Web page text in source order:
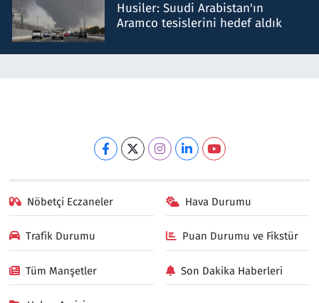
Husiler: Suudi Arabistan'ın
Aramco tesislerini hedef aldık
Nöbetçi Eczaneler Hava Durumu
Trafik Durumu Puan Durumu ve Fikstür
Tüm Manşetler Son Dakika Haberleri